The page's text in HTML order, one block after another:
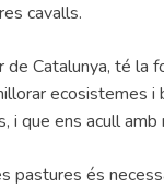
cavalls.
de Catalunya, té la
ecosistemes i
i que ens acull amb
pastures és